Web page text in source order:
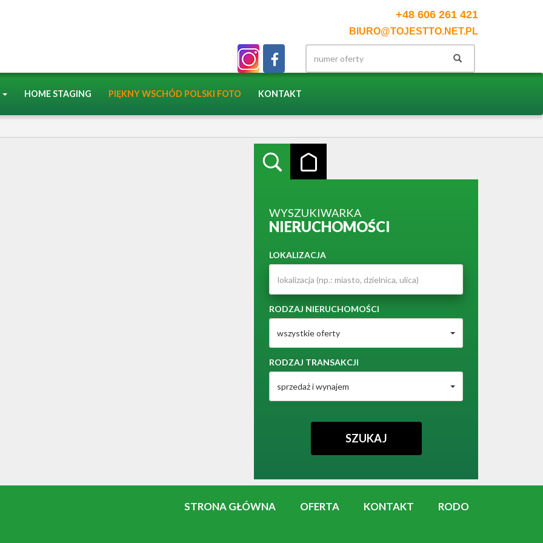
+48 606 261 421
BIURO@TOJESTTO.NET.PL
HOME STAGING PIĘKNY WSCHÓD POLSKI FOTO KONTAKT
WYSZUKIWARKA
NIERUCHOMOŚCI
LOKALIZACJA
RODZAJ NIERUCHOMOŚCI
wszystkie oferty
RODZAJ TRANSAKCJI
sprzedaż i wynajem
STRONA GŁÓWNA OFERTA KONTAKT RODO